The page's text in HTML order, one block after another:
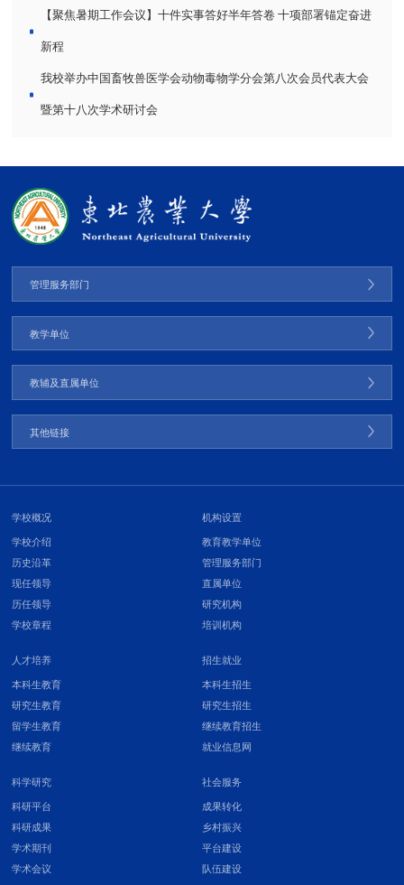
【聚焦暑期工作会议】十件实事答好半年答卷 十项部署锚定奋进
新程
我校举办中国畜牧兽医学会动物毒物学分会第八次会员代表大会
暨第十八次学术研讨会
管理服务部门
教学单位
教辅及直属单位
其他链接
学校概况
学校介绍
历史沿革
现任领导
历任领导
学校章程
机构设置
教育教学单位
管理服务部门
直属单位
研究机构
培训机构
人才培养
本科生教育
研究生教育
留学生教育
继续教育
招生就业
本科生招生
研究生招生
继续教育招生
就业信息网
科学研究
科研平台
科研成果
学术期刊
学术会议
社会服务
成果转化
乡村振兴
平台建设
队伍建设